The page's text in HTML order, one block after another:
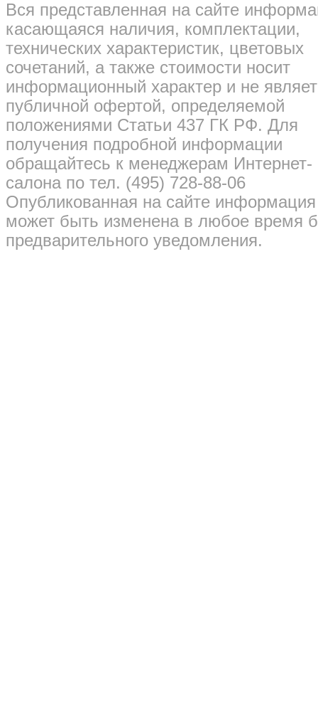
Вся представленная на сайте
касающаяся наличия, комплектации,
технических характеристик, цветовых
сочетаний, а также стоимости носит
информационный характер и не
публичной офертой, определяемой
положениями Статьи 437 ГК РФ. Для
получения подробной информации
обращайтесь к менеджерам Интернет-
салона по тел. (495) 728-88-06
Опубликованная на сайте информация
может быть изменена в любое время
предварительного уведомления.